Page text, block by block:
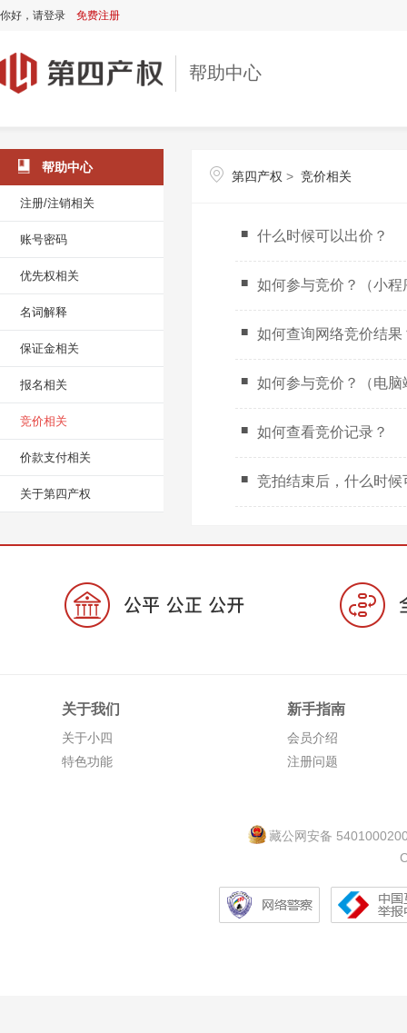
你好， 请登录 免费注册
帮助中心
帮助中心
注册/注销相关
账号密码
优先权相关
名词解释
保证金相关
报名相关
竞价相关
价款支付相关
关于第四产权
第四产权 > 竞价相关
什么时候可以出价？
如何参与竞价？（小程
如何查询网络竞价结果
如何参与竞价？（电脑
如何查看竞价记录？
竞拍结束后，什么时
关于我们
关于小四
特色功能
新手指南
会员介绍
注册问题
藏公网安备